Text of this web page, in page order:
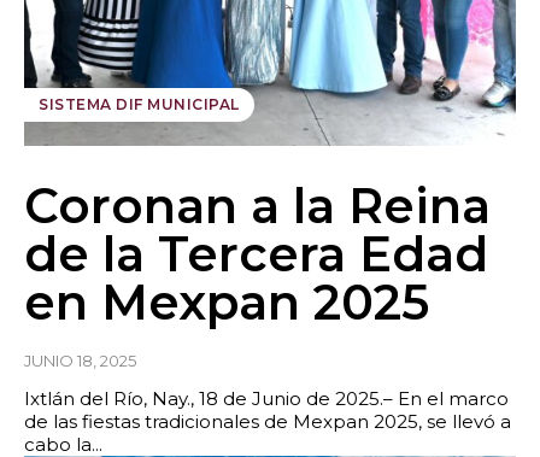
SISTEMA DIF MUNICIPAL
Coronan a la Reina
de la Tercera Edad
en Mexpan 2025
JUNIO 18, 2025
Ixtlán del Río, Nay., 18 de Junio de 2025.– En el marco
de las fiestas tradicionales de Mexpan 2025, se llevó a
cabo la...